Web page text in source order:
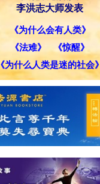
李洪志大师发表
《为什么会有人类》
《法难》
《惊醒》
《为什么人类是迷的社会》